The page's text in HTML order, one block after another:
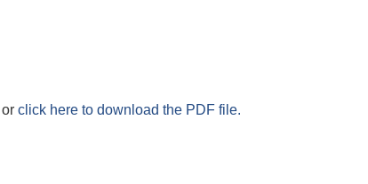
or click here to download the PDF file.